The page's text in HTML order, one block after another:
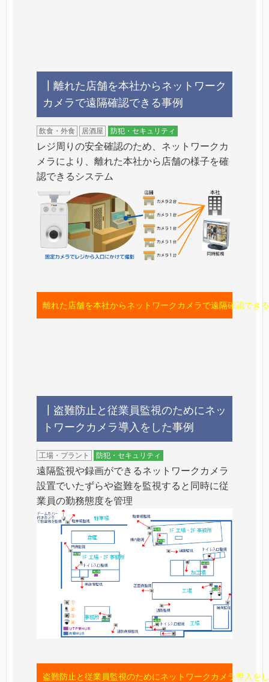
┃離れた店舗を本社からネットワーク
カメラで遠隔確認できる事例
飲食・外食 居酒屋 防犯・セキュリティ
レジ周りの安全確認のため、ネットワークカ
メラにより、離れた本社から店舗の様子を確
認できるシステム
離れた店舗を本社からネットワークカメラで遠隔確認でき
┃盗難防止と従業員監視のためにネッ
トワークカメラ導入をした事例
工場・プラント 防犯・セキュリティ
遠隔監視や録画ができるネットワークカメラ
設置でいたずらや盗難を監視すると同時に従
業員の勤務態度を管理
盗難防止と従業員監視のためにネットワークカメラ導入を